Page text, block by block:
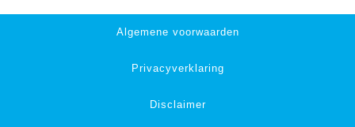
Algemene voorwaarden
Privacyverklaring
Disclaimer